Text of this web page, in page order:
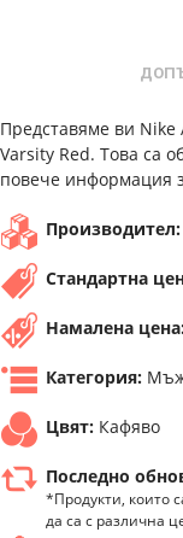
Представяме ви
Varsity Red. Това са
повече информация
Производител:
Стандартна
Намалена
Категория:
Цвят: Кафяво
Последно
*Продукти, които
да са с различна